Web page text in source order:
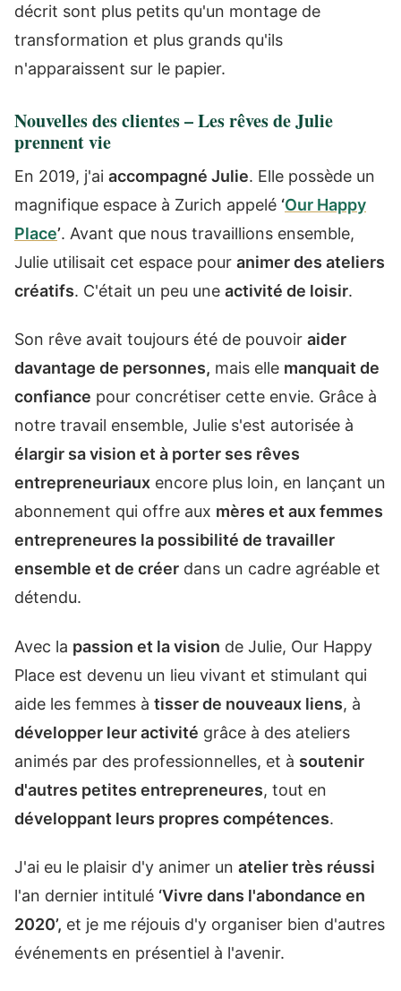
décrit sont plus petits qu'un montage de
transformation et plus grands qu'ils
n'apparaissent sur le papier.
Nouvelles des clientes – Les rêves de Julie
prennent vie
En 2019, j'ai accompagné Julie. Elle possède un
magnifique espace à Zurich appelé ‘Our Happy
Place’. Avant que nous travaillions ensemble,
Julie utilisait cet espace pour animer des ateliers
créatifs. C'était un peu une activité de loisir.
Son rêve avait toujours été de pouvoir aider
davantage de personnes, mais elle manquait de
confiance pour concrétiser cette envie. Grâce à
notre travail ensemble, Julie s'est autorisée à
élargir sa vision et à porter ses rêves
entrepreneuriaux encore plus loin, en lançant un
abonnement qui offre aux mères et aux femmes
entrepreneures la possibilité de travailler
ensemble et de créer dans un cadre agréable et
détendu.
Avec la passion et la vision de Julie, Our Happy
Place est devenu un lieu vivant et stimulant qui
aide les femmes à tisser de nouveaux liens, à
développer leur activité grâce à des ateliers
animés par des professionnelles, et à soutenir
d'autres petites entrepreneures, tout en
développant leurs propres compétences.
J'ai eu le plaisir d'y animer un atelier très réussi
l'an dernier intitulé ‘Vivre dans l'abondance en
2020’, et je me réjouis d'y organiser bien d'autres
événements en présentiel à l'avenir.